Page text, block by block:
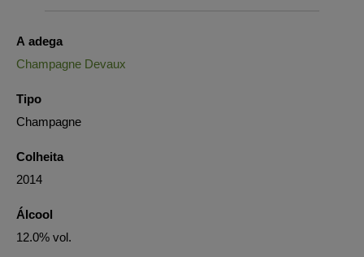
A adega
Champagne Devaux
Tipo
Champagne
Colheita
2014
Álcool
12.0% vol.